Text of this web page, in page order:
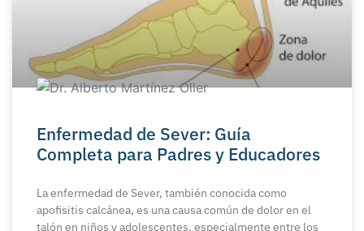
Enfermedad de Sever: Guía
Completa para Padres y Educadores
La enfermedad de Sever, también conocida como
apofisitis calcánea, es una causa común de dolor en el
talón en niños y adolescentes, especialmente entre los